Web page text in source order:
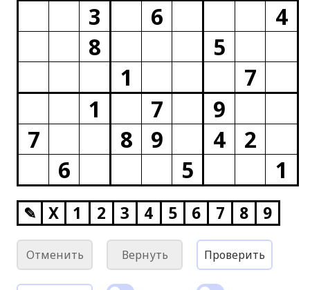
3
6
4
8
5
1
7
1
7
9
7
8 9 4
2
6
5 1
✎ X 1 2 3 4 5 6 7 8 9
Отменить Вернуть Проверить